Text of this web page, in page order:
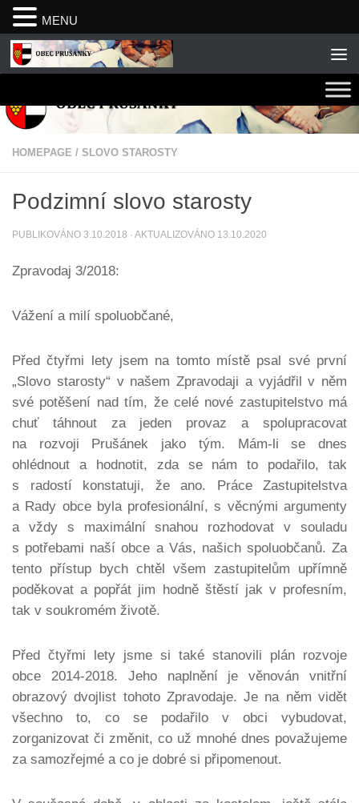
Skip to content
HOMEPAGE / SLOVO STAROSTY
Podzimní slovo starosty
PUBLIKOVÁNO 3.10.2018 · AKTUALIZOVÁNO 13.10.2020
Zpravodaj 3/2018:
Vážení a milí spoluobčané,
Před čtyřmi lety jsem na tomto místě psal své první
„Slovo starosty“ v našem Zpravodaji a vyjádřil v něm
své potěšení nad tím, že celé nové zastupitelstvo má
chuť táhnout za jeden provaz a spolupracovat
na rozvoji Prušánek jako tým. Mám-li se dnes
ohlédnout a hodnotit, zda se nám to podařilo, tak
s radostí konstatuji, že ano. Práce Zastupitelstva
a Rady obce byla profesionální, s věcnými argumenty
a vždy s maximální snahou rozhodovat v souladu
s potřebami naší obce a Vás, našich spoluobčanů. Za
tento přístup bych chtěl všem zastupitelům upřímně
poděkovat a popřát jim hodně štěstí jak v profesním,
tak v soukromém životě.
Před čtyřmi lety jsme si také stanovili plán rozvoje
obce 2014-2018. Jeho naplnění je věnován vnitřní
obrazový dvojlist tohoto Zpravodaje. Je na něm vidět
všechno to, co se podařilo v obci vybudovat,
zorganizovat či změnit, co už mnohé dnes považujeme
za samozřejmé a co je dobré si připomenout.
MENU